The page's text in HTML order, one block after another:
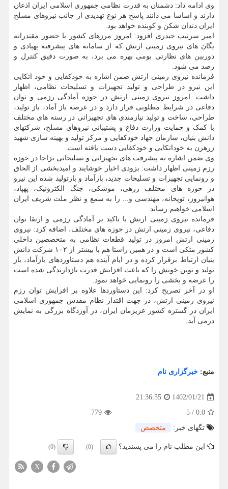
وی ادامه داد: دشمنان به قدرت نظامی جمهوری اسلامی ایران اذعان
دارند و اساسا می دانند پاسخ هر نوع تهدیدی از جانب نیروهای مسلح
ایران دندان شکن و کوبنده خواهد بود.
امیر سرتیپ حیدری افزود: امروز مرزهای کشور با حضور مقتدرانه
یگان های نیروی زمینی ارتش که از سامانه های پیشرفته پهپادی و
دوربین های نظارتی بومی بهره می برد، به صورت دقیق کنترل و
رصد می شود.
فرمانده نیروی زمینی ارتش ضمن اشاره به خودکفایی و خود اتکایی
این نیرو در طراحی و تولید تجهیزات و تسلیحات نظامی، اظهار
داشت: امروز نیروی زمینی ارتش در حوزه آمادگی رزمی و توان
دفاعی در شرایط مطلوبی قرار دارد و در عرصه باز آماد، باز تولید،
طراحی، ساخت و تولید نیازمندی های تجهیزاتی در رسته های مختلف
با کمک و حمایت وزارت دفاع و پشتیبانی نیروهای مسلح، شرکتهای
دانش بنیان، سازمان جهاد خودکفایی و مرکز تولید و بهینه سازی شهید
زرهرن به خوداتکایی و خودکفایی دست یافته است.
وی ضمن اشاره به پیشرفت های تجهیزاتی و تسلیحاتی نزاجا در حوزه
رزم زمینی اظهار داشت: بزودی اخبار خوشایند و امیدبخشی از الحاق
و رونمایی تجهیزات و تسلیحات جدید، بازآماد و بازتولید شده این نیرو
در حوزه های مختلف زرهی، موشکی، جنگ الکترونیک، پهپاد،
هوانیروز، توپخانه، مهندسی و... را به سمع و نظر ملت شریف ایران
اسلامی خواهیم رساند.
فرمانده نیروی زمینی ارتش با تاکید بر آمادگی رزمی و ارتقا توان
دفاعی، نیروی زمینی ارتش در حوزه های مختلف، اضافه کرد: نیروی
زمینی ارتش امروز در تولید قطعات نظامی به متخصصین داخلی
کشور متکی است و در همین راستا هم با بیشتر از ۱۰۲ شرکت دانش
بنیان ارتباط برقرار کرده و در ایام آینده هم دستاوردهای بازآماد، باز
تولید و نوین خویش را که باعث افزایش قدرت بازدارندگی شده است
را عرضه و بخشی را رونمایی خواهد نمود.
او در آخر تصریح کرد: این دستاوردها علاوه بر افزایش توان رزم
نیروی زمینی ارتش، در جهت اقتدار نظام مقدس جمهوری اسلامی
ایران در گستره کشور عزیزمان ایران، در آوردگاه بزرگی به نمایش
درمی آید.
منبع: خبرگزاری نام
1402/01/21
21:36:55
0.0
/
5
779
تگهای خبر:
متخصص
این مطلب نام را می پسندید؟ (0)
(0)
X